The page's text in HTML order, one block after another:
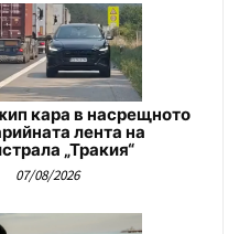
кара в насрещното
лента на
„Тракия“
07/08/2026